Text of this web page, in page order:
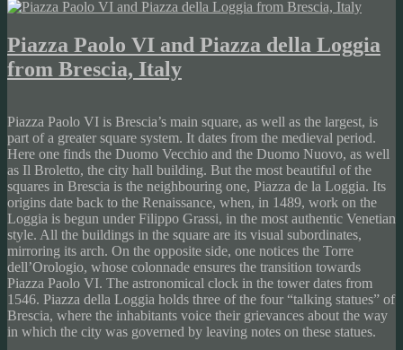
Piazza Paolo VI and Piazza della Loggia
from Brescia, Italy
Piazza Paolo VI is Brescia’s main square, as well as the largest, is
part of a greater square system. It dates from the medieval period.
Here one finds the Duomo Vecchio and the Duomo Nuovo, as well
as Il Broletto, the city hall building. But the most beautiful of the
squares in Brescia is the neighbouring one, Piazza de la Loggia. Its
origins date back to the Renaissance, when, in 1489, work on the
Loggia is begun under Filippo Grassi, in the most authentic Venetian
style. All the buildings in the square are its visual subordinates,
mirroring its arch. On the opposite side, one notices the Torre
dell’Orologio, whose colonnade ensures the transition towards
Piazza Paolo VI. The astronomical clock in the tower dates from
1546. Piazza della Loggia holds three of the four “talking statues” of
Brescia, where the inhabitants voice their grievances about the way
in which the city was governed by leaving notes on these statues.